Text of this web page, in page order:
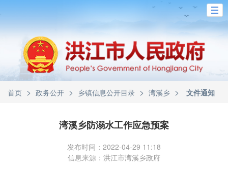
首页 > 政务公开 > 乡镇信息公开目录 > 湾溪乡 > 文件通知
湾溪乡防溺水工作应急预案
发布时间：2022-04-29 11:18
信息来源：洪江市湾溪乡政府